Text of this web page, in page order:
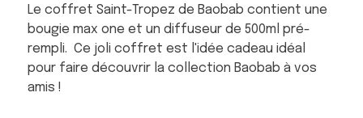
Le coffret Saint-Tropez de Baobab contient une
bougie max one et un diffuseur de 500ml pré-
rempli. Ce joli coffret est l'idée cadeau idéal
pour faire découvrir la collection Baobab à vos
amis !